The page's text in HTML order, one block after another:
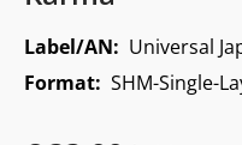
Label/AN: Universal
Format: SHM-Single-